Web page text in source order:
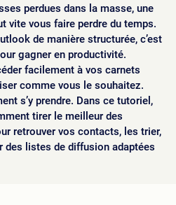
perdues dans la masse, une
vite vous faire perdre du temps​.
de manière structurée, c’est
gagner en productivité.
facilement à vos carnets
comme vous le souhaitez.
s’y prendre. Dans ce tutoriel,
tirer le meilleur des
retrouver vos contacts, les trier,
des listes de diffusion adaptées